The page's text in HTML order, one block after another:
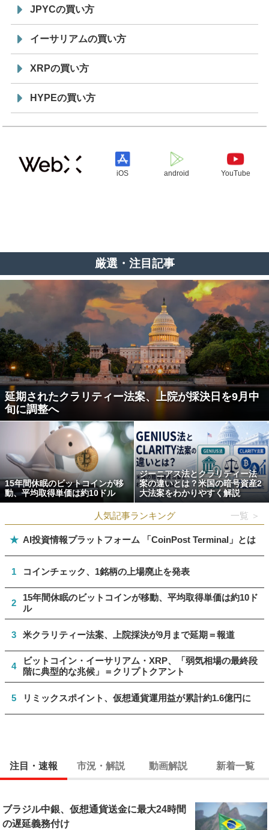
JPYCの買い方
イーサリアムの買い方
XRPの買い方
HYPEの買い方
iOS android YouTube
厳選・注目記事
延期されたクラリティー法案、上院が採決日を9月中
旬に調整へ
15年間休眠のビットコインが移
動、平均取得単価は約10ドル
ジーニアス法とクラリティー法
案の違いとは？米国の暗号資産2
大法案をわかりやすく解説
人気記事ランキング 一覧 ＞
★ AI投資情報プラットフォーム 「CoinPost Terminal」とは
1 コインチェック、1銘柄の上場廃止を発表
2
15年間休眠のビットコインが移動、平均取得単価は約10ド
ル
3 米クラリティー法案、上院採決が9月まで延期＝報道
4
ビットコイン・イーサリアム・XRP、「弱気相場の最終段
階に典型的な兆候」＝クリプトクアント
5 リミックスポイント、仮想通貨運用益が累計約1.6億円に
注目・速報 市況・解説 動画解説 新着一覧
ブラジル中銀、仮想通貨送金に最大24時間
の遅延義務付け